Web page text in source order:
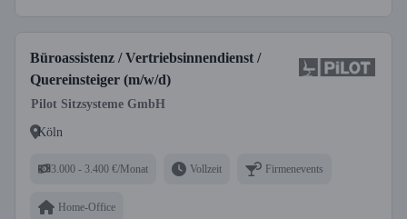
Büroassistenz / Vertriebsinnendienst /
Quereinsteiger (m/w/d)
Pilot Sitzsysteme GmbH
Köln
3.000 - 3.400 €/Monat Vollzeit Firmenevents
Home-Office